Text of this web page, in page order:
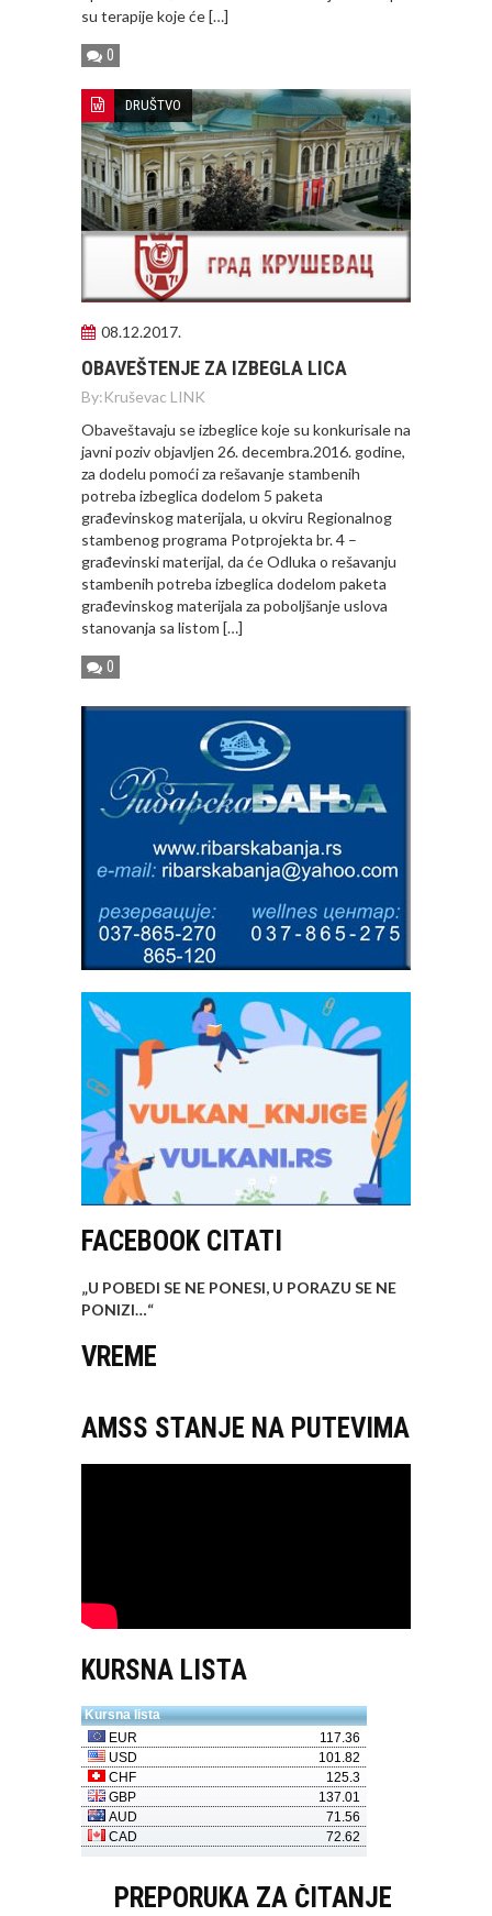
su terapije koje će […]
0
DRUŠTVO
08.12.2017.
OBAVEŠTENJE ZA IZBEGLA LICA
By:Kruševac LINK
Obaveštavaju se izbeglice koje su konkurisale na
javni poziv objavljen 26. decembra.2016. godine,
za dodelu pomoći za rešavanje stambenih
potreba izbeglica dodelom 5 paketa
građevinskog materijala, u okviru Regionalnog
stambenog programa Potprojekta br. 4 –
građevinski materijal, da će Odluka o rešavanju
stambenih potreba izbeglica dodelom paketa
građevinskog materijala za poboljšanje uslova
stanovanja sa listom […]
0
FACEBOOK CITATI
„U POBEDI SE NE PONESI, U PORAZU SE NE
PONIZI…“
VREME
AMSS STANJE NA PUTEVIMA
KURSNA LISTA
PREPORUKA ZA ČITANJE